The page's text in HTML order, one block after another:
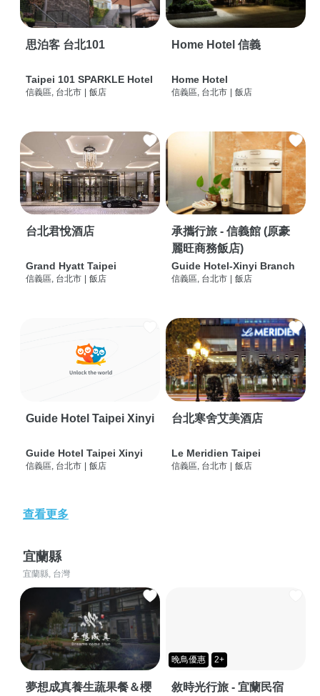
思泊客 台北101
Taipei 101 SPARKLE Hotel
信義區, 台北市 飯店
Home Hotel 信義
Home Hotel
信義區, 台北市 飯店
台北君悅酒店
Grand Hyatt Taipei
信義區, 台北市 飯店
承攜行旅 - 信義館 (原豪
麗旺商務飯店)
Guide Hotel-Xinyi Branch
信義區, 台北市 飯店
Guide Hotel Taipei Xinyi
Guide Hotel Taipei Xinyi
信義區, 台北市 | 飯店
台北寒舍艾美酒店
Le Meridien Taipei
信義區, 台北市 | 飯店
查看更多
宜蘭縣
宜蘭縣, 台灣
夢想成真養生蔬果餐＆櫻
晚鳥優惠 2+
敘時光行旅 - 宜蘭民宿